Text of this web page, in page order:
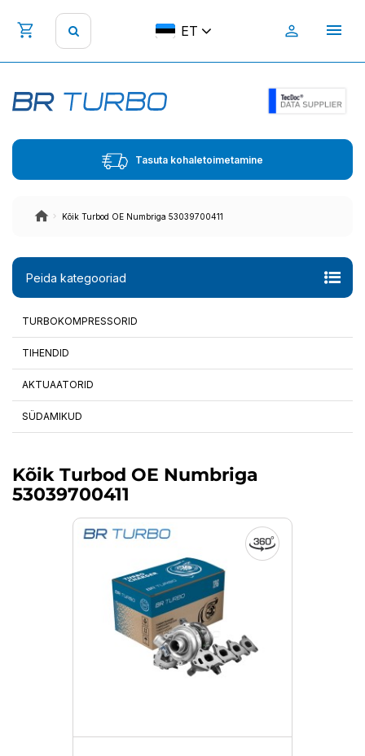
ET
Tasuta kohaletoimetamine
Kõik Turbod OE Numbriga 53039700411
Peida kategooriad
TURBOKOMPRESSORID
TIHENDID
AKTUAATORID
SÜDAMIKUD
Kõik Turbod OE Numbriga
53039700411